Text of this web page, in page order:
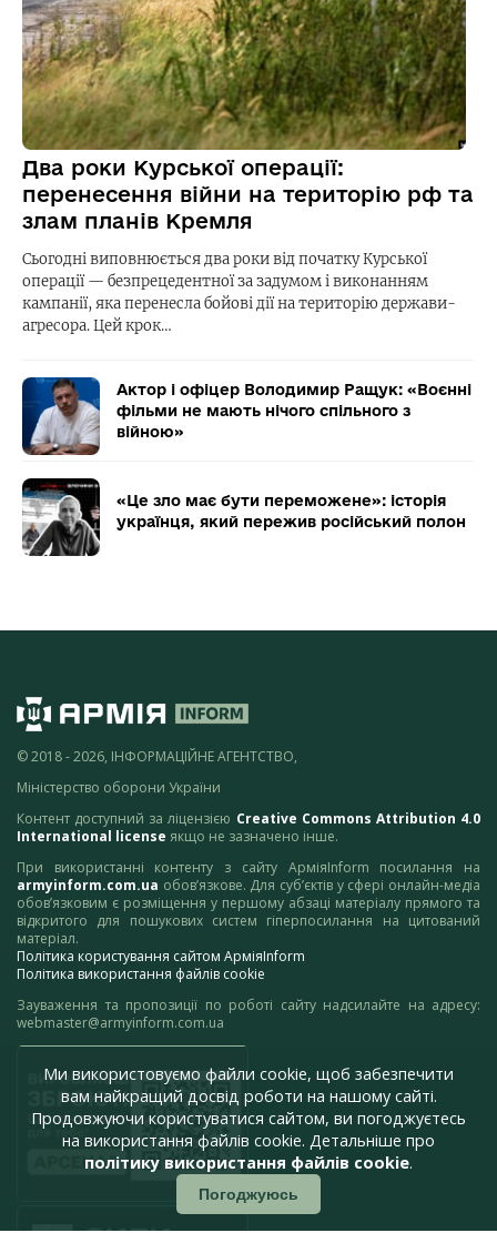
Два роки Курської операції:
перенесення війни на територію рф та
злам планів Кремля
Сьогодні виповнюється два роки від початку Курської
операції — безпрецедентної за задумом і виконанням
кампанії, яка перенесла бойові дії на територію держави-
агресора. Цей крок…
Актор і офіцер Володимир Ращук: «Воєнні
фільми не мають нічого спільного з
війною»
«Це зло має бути переможене»: історія
українця, який пережив російський полон
© 2018 - 2026, ІНФОРМАЦІЙНЕ АГЕНТСТВО,
Міністерство оборони України
Контент доступний за ліцензією Creative Commons Attribution 4.0
International license якщо не зазначено інше.
При використанні контенту з сайту АрміяInform посилання на
armyinform.com.ua обов’язкове. Для суб’єктів у сфері онлайн-медіа
обов’язковим є розміщення у першому абзаці матеріалу прямого та
відкритого для пошукових систем гіперпосилання на цитований
матеріал.
Політика користування сайтом АрміяInform
Політика використання файлів cookie
Зауваження та пропозиції по роботі сайту надсилайте на адресу:
webmaster@armyinform.com.ua
Ми використовуємо файли cookie, щоб забезпечити
вам найкращий досвід роботи на нашому сайті.
Продовжуючи користуватися сайтом, ви погоджуєтесь
на використання файлів cookie. Детальніше про
політику використання файлів cookie.
Погоджуюсь